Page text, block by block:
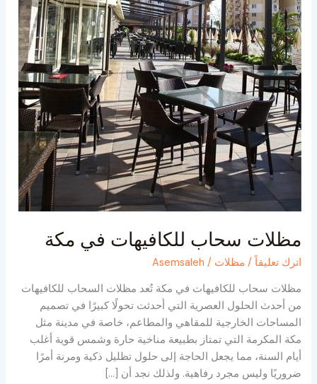
مظلات سحاب للكافيهات في مكة
اترك تعليقاً / مظلات /
Asemsaleh
مظلات سحاب للكافيهات في مكة تُعد مظلات السحاب للكافيهات
من أحدث الحلول العصرية التي أحدثت تحولًا كبيرًا في تصميم
المساحات الخارجية للمقاهي والمطاعم، خاصة في مدينة مثل
مكة المكرمة التي تمتاز بطبيعة مناخية حارة وشمس قوية أغلب
أيام السنة، مما يجعل الحاجة إلى حلول تظليل ذكية ومرنة أمرًا
ضروريًا وليس مجرد رفاهية. ولذلك نجد أن […]